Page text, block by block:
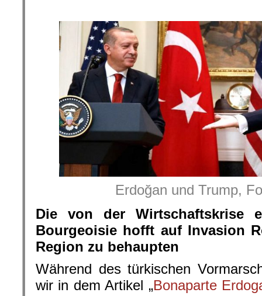
Erdoğan und Trump,
Die von der Wirtschaftskrise
Bourgeoisie hofft auf Invasion
Region zu behaupten
Während des türkischen
wir in dem Artikel „Bonaparte